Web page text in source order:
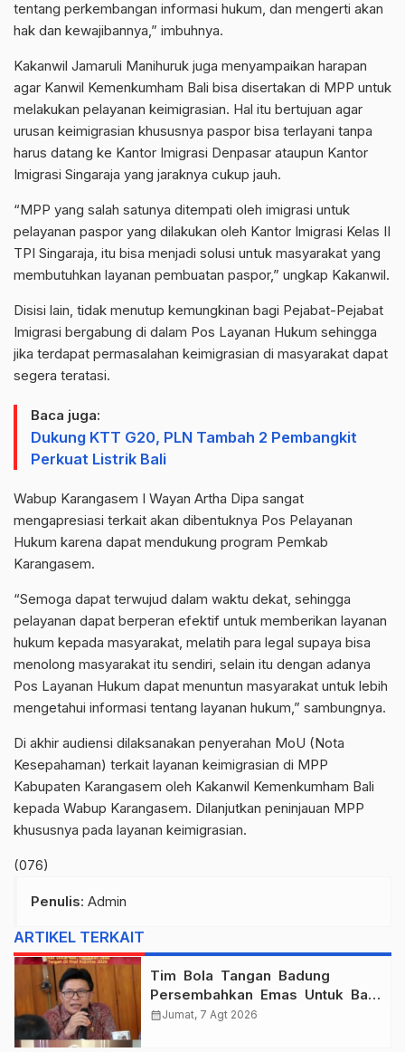
tentang perkembangan informasi hukum, dan mengerti akan
hak dan kewajibannya,” imbuhnya.
Kakanwil Jamaruli Manihuruk juga menyampaikan harapan
agar Kanwil Kemenkumham Bali bisa disertakan di MPP untuk
melakukan pelayanan keimigrasian. Hal itu bertujuan agar
urusan keimigrasian khususnya paspor bisa terlayani tanpa
harus datang ke Kantor Imigrasi Denpasar ataupun Kantor
Imigrasi Singaraja yang jaraknya cukup jauh.
“MPP yang salah satunya ditempati oleh imigrasi untuk
pelayanan paspor yang dilakukan oleh Kantor Imigrasi Kelas II
TPI Singaraja, itu bisa menjadi solusi untuk masyarakat yang
membutuhkan layanan pembuatan paspor,” ungkap Kakanwil.
Disisi lain, tidak menutup kemungkinan bagi Pejabat-Pejabat
Imigrasi bergabung di dalam Pos Layanan Hukum sehingga
jika terdapat permasalahan keimigrasian di masyarakat dapat
segera teratasi.
Baca juga:
Dukung KTT G20, PLN Tambah 2 Pembangkit
Perkuat Listrik Bali
Wabup Karangasem I Wayan Artha Dipa sangat
mengapresiasi terkait akan dibentuknya Pos Pelayanan
Hukum karena dapat mendukung program Pemkab
Karangasem.
“Semoga dapat terwujud dalam waktu dekat, sehingga
pelayanan dapat berperan efektif untuk memberikan layanan
hukum kepada masyarakat, melatih para legal supaya bisa
menolong masyarakat itu sendiri, selain itu dengan adanya
Pos Layanan Hukum dapat menuntun masyarakat untuk lebih
mengetahui informasi tentang layanan hukum,” sambungnya.
Di akhir audiensi dilaksanakan penyerahan MoU (Nota
Kesepahaman) terkait layanan keimigrasian di MPP
Kabupaten Karangasem oleh Kakanwil Kemenkumham Bali
kepada Wabup Karangasem. Dilanjutkan peninjauan MPP
khususnya pada layanan keimigrasian.
(076)
Penulis: Admin
ARTIKEL TERKAIT
Tim Bola Tangan Badung
Persembahkan Emas Untuk Bali
, Taklukkan Jawa Tengah Di
calendar_monthJumat, 7 Agt 2026